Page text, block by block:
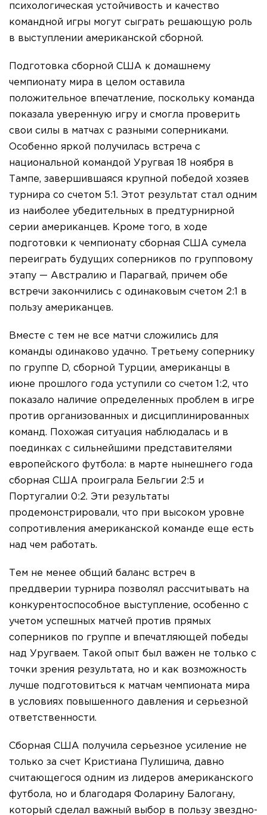
психологическая устойчивость и качество
командной игры могут сыграть решающую роль
в выступлении американской сборной.
Подготовка сборной США к домашнему
чемпионату мира в целом оставила
положительное впечатление, поскольку команда
показала уверенную игру и смогла проверить
свои силы в матчах с разными соперниками.
Особенно яркой получилась встреча с
национальной командой Уругвая 18 ноября в
Тампе, завершившаяся крупной победой хозяев
турнира со счетом 5:1. Этот результат стал одним
из наиболее убедительных в предтурнирной
серии американцев. Кроме того, в ходе
подготовки к чемпионату сборная США сумела
переиграть будущих соперников по групповому
этапу — Австралию и Парагвай, причем обе
встречи закончились с одинаковым счетом 2:1 в
пользу американцев.
Вместе с тем не все матчи сложились для
команды одинаково удачно. Третьему сопернику
по группе D, сборной Турции, американцы в
июне прошлого года уступили со счетом 1:2, что
показало наличие определенных проблем в игре
против организованных и дисциплинированных
команд. Похожая ситуация наблюдалась и в
поединках с сильнейшими представителями
европейского футбола: в марте нынешнего года
сборная США проиграла Бельгии 2:5 и
Португалии 0:2. Эти результаты
продемонстрировали, что при высоком уровне
сопротивления американской команде еще есть
над чем работать.
Тем не менее общий баланс встреч в
преддверии турнира позволял рассчитывать на
конкурентоспособное выступление, особенно с
учетом успешных матчей против прямых
соперников по группе и впечатляющей победы
над Уругваем. Такой опыт был важен не только с
точки зрения результата, но и как возможность
лучше подготовиться к матчам чемпионата мира
в условиях повышенного давления и серьезной
ответственности.
Сборная США получила серьезное усиление не
только за счет Кристиана Пулишича, давно
считающегося одним из лидеров американского
футбола, но и благодаря Фоларину Балогану,
который сделал важный выбор в пользу звездно-